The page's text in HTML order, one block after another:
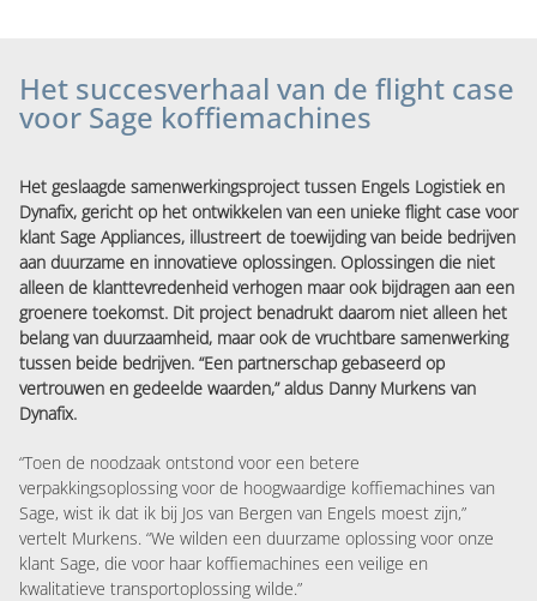
Het succesverhaal van de flight case
voor Sage koffiemachines
Het geslaagde samenwerkingsproject tussen Engels Logistieken
Dynafix, gericht op het ontwikkelen van een unieke flight case voor
klant Sage Appliances, illustreert de toewijding van beide bedrijven
aan duurzame en innovatieve oplossingen. Oplossingen die niet
alleen de klanttevredenheid verhogen maar ook bijdragen aan een
groenere toekomst. Dit project benadrukt daarom niet alleen het
belang van duurzaamheid, maar ook de vruchtbare samenwerking
tussen beide bedrijven. “Een partnerschap gebaseerd op
vertrouwen en gedeelde waarden,” aldus Danny Murkens van
Dynafix.
“Toen de noodzaak ontstond voor een betere
verpakkingsoplossing voor de hoogwaardige koffiemachines van
Sage, wist ik dat ik bij Jos van Bergen van Engels moest zijn,”
vertelt Murkens. “We wilden een duurzame oplossing voor onze
klant Sage, die voor haar koffiemachines een veilige en
kwalitatieve transportoplossing wilde.”